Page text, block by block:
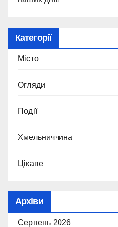
Категорії
Місто
Огляди
Події
Хмельниччина
Цікаве
Архіви
Серпень 2026